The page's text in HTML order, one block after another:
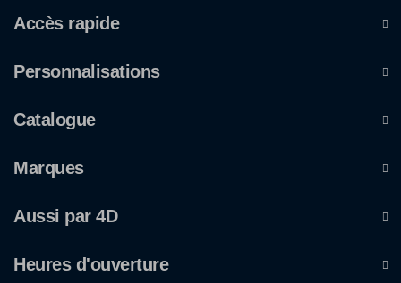
Accès rapide
Personnalisations
Catalogue
Marques
Aussi par 4D
Heures d'ouverture